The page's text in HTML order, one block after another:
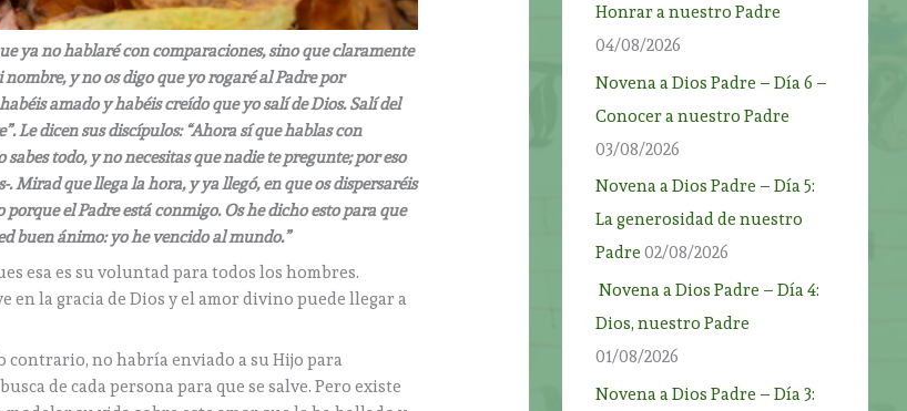
ya no hablaré con comparaciones, sino que claramente
y no os digo que yo rogaré al Padre por
amado y habéis creído que yo salí de Dios. Salí del
Le dicen sus discípulos: “Ahora sí que hablas con
todo, y no necesitas que nadie te pregunte; por eso
. Mirad que llega la hora, y ya llegó, en que os dispersaréis
el Padre está conmigo. Os he dicho esto para que
buen ánimo: yo he vencido al mundo.”
esa es su voluntad para todos los hombres.
en la gracia de Dios y el amor divino puede llegar a
contrario, no habría enviado a su Hijo para
de cada persona para que se salve. Pero existe
Honrar a nuestro Padre
04/08/2026
Novena a Dios Padre – Día 6 –
Conocer a nuestro Padre
03/08/2026
Novena a Dios Padre – Día 5:
La generosidad de nuestro
Padre 02/08/2026
Novena a Dios Padre – Día 4:
Dios, nuestro Padre
01/08/2026
Novena a Dios Padre – Día 3: